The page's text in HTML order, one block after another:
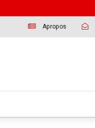
Apropos